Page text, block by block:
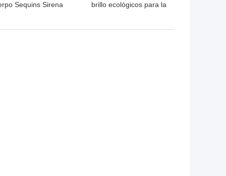
Sequins Sirena
brillo ecológicos para la